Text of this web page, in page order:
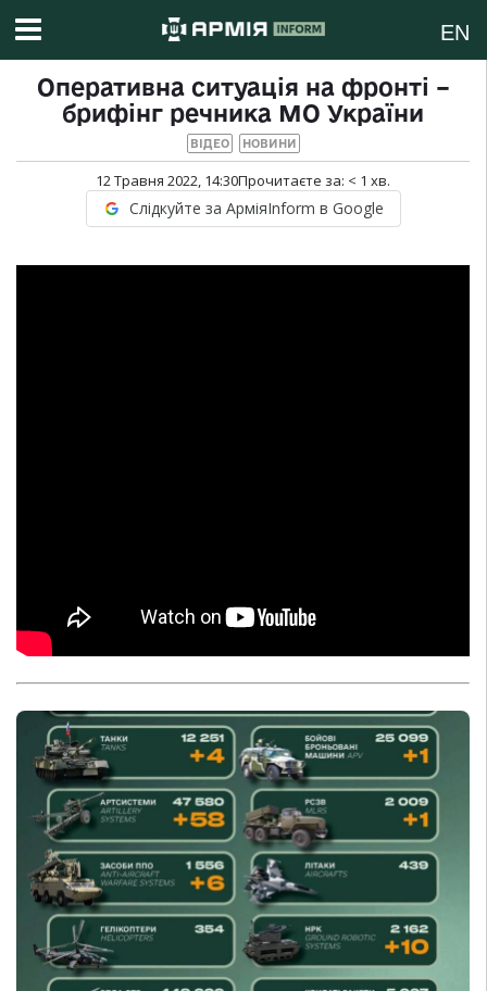
EN
Оперативна ситуація на фронті –
брифінг речника МО України
ВІДЕО НОВИНИ
12 Травня 2022, 14:30Прочитаєте за: < 1 хв.
Слідкуйте за АрміяInform в Google